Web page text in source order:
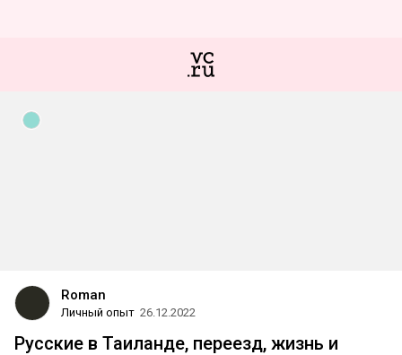
Roman
Личный опыт 26.12.2022
Русские в Таиланде, переезд, жизнь и